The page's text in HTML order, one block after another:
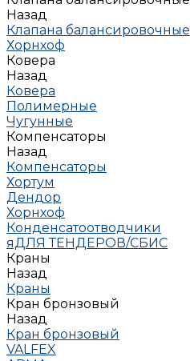
Назад
Клапана балансировочные
Хорнхоф
Ковера
Назад
Ковера
Полимерные
Чугунные
Компенсаторы
Назад
Компенсаторы
Хортум
Дендор
Хорнхоф
Конденсатоотводчики
яДЛЯ ТЕНДЕРОВ/СБИС
Краны
Назад
Краны
Кран бронзовый
Назад
Кран бронзовый
VALFEX